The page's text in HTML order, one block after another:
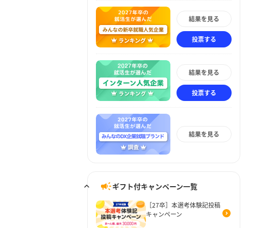
結果を見る
投票する
結果を見る
投票する
結果を見る
ギフト付キャンペーン一覧
［27卒］本選考体験記投稿
キャンペーン